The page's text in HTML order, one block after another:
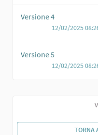
Versione 4
12/02/2025
Versione 5
12/02/2025
TORNA